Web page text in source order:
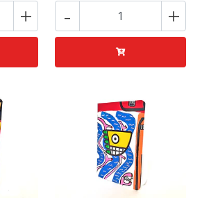
+ - +